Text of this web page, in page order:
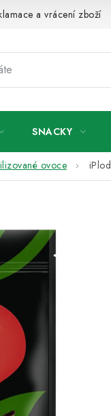
a vrácení zboží
SNACKY
ovoce